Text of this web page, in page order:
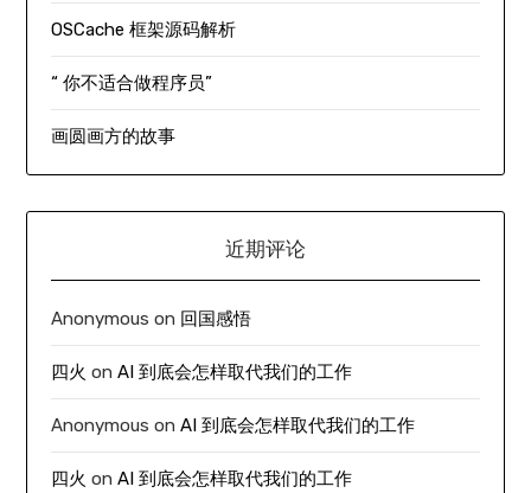
OSCache 框架源码解析
“ 你不适合做程序员”
画圆画方的故事
近期评论
Anonymous on 回国感悟
四火 onAI 到底会怎样取代我们的工作
Anonymous onAI 到底会怎样取代我们的工作
四火 onAI 到底会怎样取代我们的工作